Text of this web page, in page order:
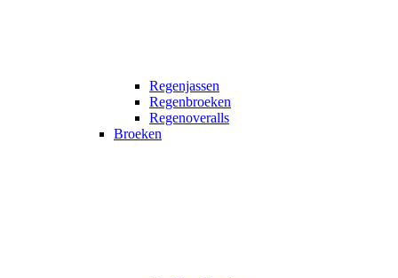
Regenjassen
Regenbroeken
Regenoveralls
Broeken